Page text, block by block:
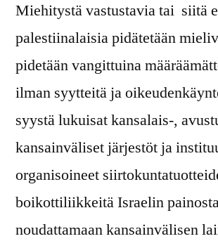
Miehitystä vastustavia tai siitä
palestiinalaisia pidätetään
pidetään vangittuina
ilman syytteitä ja
syystä lukuisat kansalais-,
kansainväliset järjestöt ja
organisoineet
boikottiliikkeitä Israelin
noudattamaan kansainvälisen